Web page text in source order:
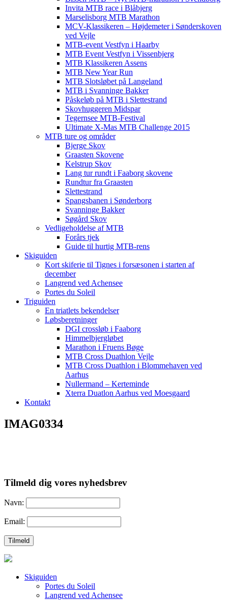
Invita MTB race i Blåbjerg
Marselisborg MTB Marathon
MCV-Klassikeren – Højdemeter i Sønderskoven
ved Vejle
MTB-event Vestfyn i Haarby
MTB Event Vestfyn i Vissenbjerg
MTB Klassikeren Assens
MTB New Year Run
MTB Slotsløbet på Langeland
MTB i Svanninge Bakker
Påskeløb på MTB i Slettestrand
Skovhuggeren Midspar
Tegernsee MTB-Festival
Ultimate X-Mas MTB Challenge 2015
MTB ture og områder
Bjerge Skov
Graasten Skovene
Kelstrup Skov
Lang tur rundt i Faaborg skovene
Rundtur fra Graasten
Slettestrand
Spangsbanen i Sønderborg
Svanninge Bakker
Søgård Skov
Vedligeholdelse af MTB
Forårs tjek
Guide til hurtig MTB-rens
Skiguiden
Kort skiferie til Tignes i forsæsonen i starten af
december
Langrend ved Achensee
Portes du Soleil
Triguiden
En triatlets bekendelser
Løbsberetninger
DGI crossløb i Faaborg
Himmelbjergløbet
Marathon i Fruens Bøge
MTB Cross Duathlon Vejle
MTB Cross Duathlon i Blommehaven ved
Aarhus
Nullermand – Kerteminde
Xterra Duatlon Aarhus ved Moesgaard
Kontakt
IMAG0334
Tilmeld dig vores nyhedsbrev
Navn:
Email:
Skiguiden
Portes du Soleil
Langrend ved Achensee